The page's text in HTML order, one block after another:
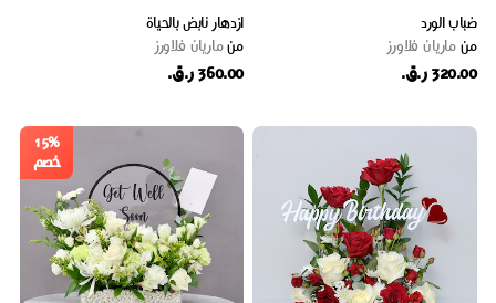
ضباب الورد
من ماریان فلاورز
320.00 ر.ق.
ازدهار نابض بالحياة
منماریان فلاورز
360.00 ر.ق.
15%
خصم